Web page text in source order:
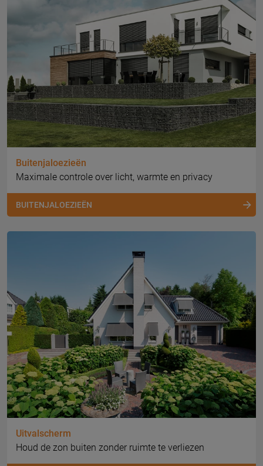
Buitenjaloezieën
Maximale controle over licht, warmte en privacy
BUITENJALOEZIEËN
Uitvalscherm
Houd de zon buiten zonder ruimte te verliezen